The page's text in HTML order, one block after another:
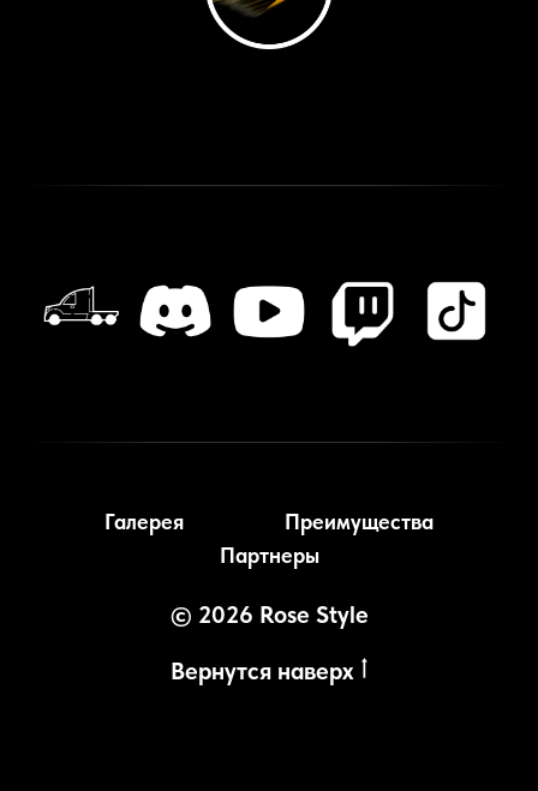
Галерея
Преимущества
Партнеры
© 2026 Rose Style
Вернутся наверх